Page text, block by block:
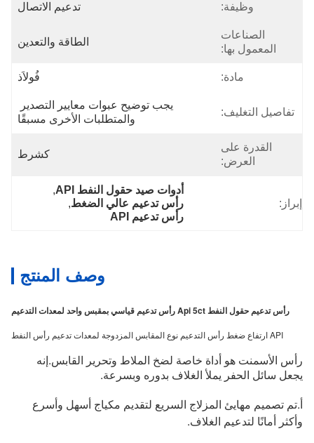
وظيفة: تدعيم الاتصال
الصناعات
المعمول بها:
الطاقة والتعدين
مادة: فُولاَذ
تفاصيل التغليف:
يجب توضيح عبوات معايير التصدير
والمتطلبات الأخرى مسبقًا
القدرة على
العرض:
كشرط
إبراز:
أدوات صيد حقول النفط API
,
رأس تدعيم عالي الضغط,
رأس تدعيم API
وصف المنتج
رأس تدعيم حقول النفط Api 5ct رأس تدعيم قياسي بمقبس واحد لمعدات التدعيم
API ارتفاع ضغط رأس التدعيم نوع المقابس المزدوجة لمعدات تدعيم رأس النفط
رأس الأسمنت هو أداة خاصة لضخ الملاط وتحرير القابس.إنه
يجعل سائل الحفر يملأ الغلاف بدوره وبسرعة.
أ.تم تصميم مهايئ المزلاج السريع لتقديم مكياج أسهل وأسرع
وأكثر أمانًا لتدعيم الغلاف.